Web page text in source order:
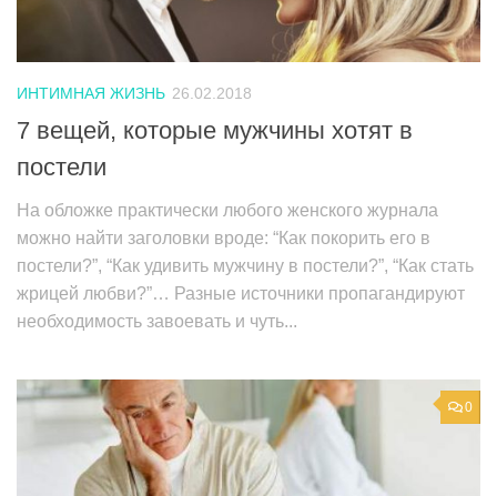
ИНТИМНАЯ ЖИЗНЬ 26.02.2018
7 вещей, которые мужчины хотят в
постели
На обложке практически любого женского журнала
можно найти заголовки вроде: “Как покорить его в
постели?”, “Как удивить мужчину в постели?”, “Как стать
жрицей любви?”… Разные источники пропагандируют
необходимость завоевать и чуть...
0